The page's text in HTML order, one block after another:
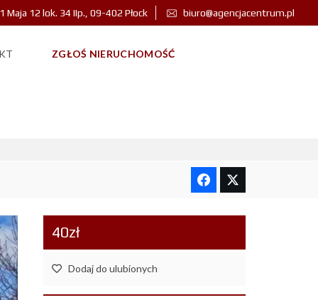
Maja 12 lok. 34 IIp., 09-402 Płock biuro@agencjacentrum.pl
ZGŁOŚ NIERUCHOMOŚĆ
40zł
Dodaj do ulubionych